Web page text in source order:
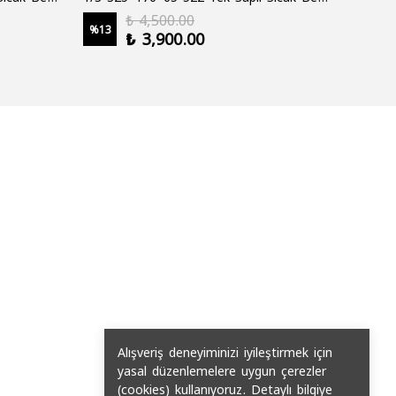
Alışveriş deneyiminizi iyileştirmek için
yasal düzenlemelere uygun çerezler
(cookies) kullanıyoruz. Detaylı bilgiye
%13
₺ 4,500.00
₺ 3,900.00